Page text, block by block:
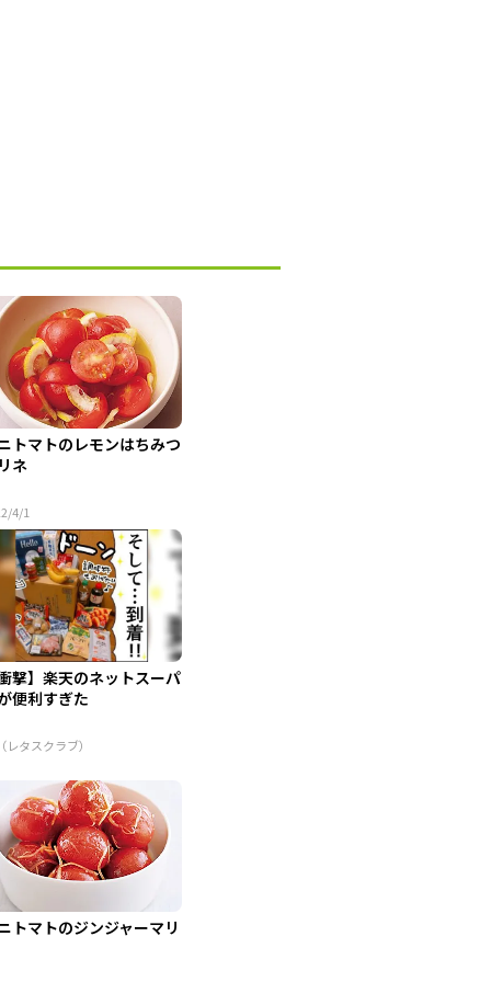
トマトのレモンはちみつ
ネ
4/1
衝撃】楽天のネットスーパ
便利すぎた
レタスクラブ）
トマトのジンジャーマリ